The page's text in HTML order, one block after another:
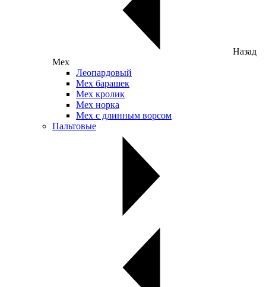
Назад
Мех
Леопардовый
Мех барашек
Мех кролик
Мех норка
Мех с длинным ворсом
Пальтовые